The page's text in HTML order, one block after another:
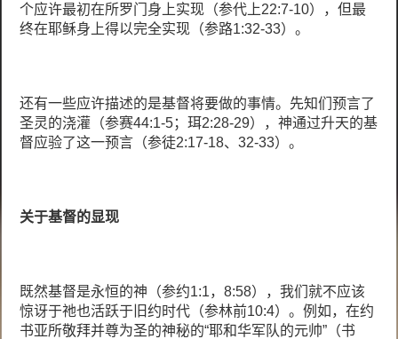
个应许最初在所罗门身上实现（参代上22:7-10），但最
终在耶稣身上得以完全实现（参路1:32-33）。
还有一些应许描述的是基督将要做的事情。先知们预言了
圣灵的浇灌（参赛44:1-5；珥2:28-29），神通过升天的基
督应验了这一预言（参徒2:17-18、32-33）。
关于基督的显现
既然基督是永恒的神（参约1:1，8:58），我们就不应该
惊讶于祂也活跃于旧约时代（参林前10:4）。例如，在约
书亚所敬拜并尊为圣的神秘的“耶和华军队的元帅”（书